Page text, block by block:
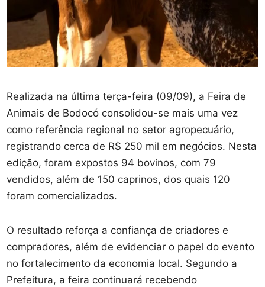
Realizada na última terça-feira (09/09), a Feira de
Animais de Bodocó consolidou-se mais uma vez
como referência regional no setor agropecuário,
registrando cerca de R$ 250 mil em negócios. Nesta
edição, foram expostos 94 bovinos, com 79
vendidos, além de 150 caprinos, dos quais 120
foram comercializados.
O resultado reforça a confiança de criadores e
compradores, além de evidenciar o papel do evento
no fortalecimento da economia local. Segundo a
Prefeitura, a feira continuará recebendo